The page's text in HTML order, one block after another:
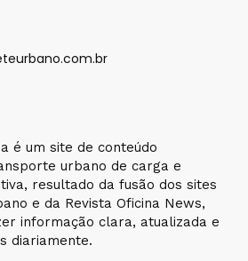
é um site de conteúdo
urbano de carga e
resultado da fusão dos sites
e da Revista Oficina News,
informação clara, atualizada e
diariamente.